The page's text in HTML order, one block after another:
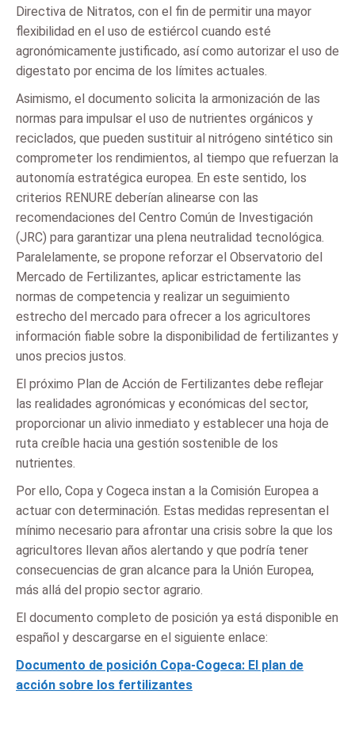
Directiva de Nitratos, con el fin de permitir una mayor
flexibilidad en el uso de estiércol cuando esté
agronómicamente justificado, así como autorizar el uso de
digestato por encima de los límites actuales.
Asimismo, el documento solicita la armonización de las
normas para impulsar el uso de nutrientes orgánicos y
reciclados, que pueden sustituir al nitrógeno sintético sin
comprometer los rendimientos, al tiempo que refuerzan la
autonomía estratégica europea. En este sentido, los
criterios RENURE deberían alinearse con las
recomendaciones del Centro Común de Investigación
(JRC) para garantizar una plena neutralidad tecnológica.
Paralelamente, se propone reforzar el Observatorio del
Mercado de Fertilizantes, aplicar estrictamente las
normas de competencia y realizar un seguimiento
estrecho del mercado para ofrecer a los agricultores
información fiable sobre la disponibilidad de fertilizantes y
unos precios justos.
El próximo Plan de Acción de Fertilizantes debe reflejar
las realidades agronómicas y económicas del sector,
proporcionar un alivio inmediato y establecer una hoja de
ruta creíble hacia una gestión sostenible de los
nutrientes.
Por ello, Copa y Cogeca instan a la Comisión Europea a
actuar con determinación. Estas medidas representan el
mínimo necesario para afrontar una crisis sobre la que los
agricultores llevan años alertando y que podría tener
consecuencias de gran alcance para la Unión Europea,
más allá del propio sector agrario.
El documento completo de posición ya está disponible en
español y descargarse en el siguiente enlace:
Documento de posición Copa-Cogeca: El plan de
acción sobre los fertilizantes